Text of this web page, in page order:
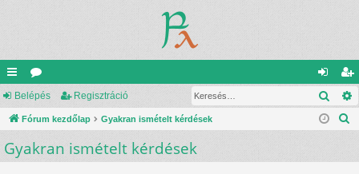
yo
rs
lin
ór
u
m
el
ép
eg
is
Belépés Regisztráció
Fórum kezdőlap Gyakran ismételt kérdések
Gyakran ismételt kérdések